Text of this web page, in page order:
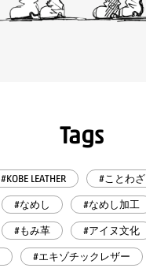
Tags
#KOBE LEATHER #ことわざ
#なめし #なめし加工
#もみ革 #アイヌ文化
#エキゾチックレザー